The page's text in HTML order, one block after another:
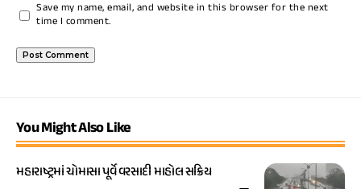
Save my name, email, and website in this browser for the next
time I comment.
You Might Also Like
મહારાષ્ટ્રમાં ચોમાસા પૂર્વે વરસાદી માહોલ સક્રિય